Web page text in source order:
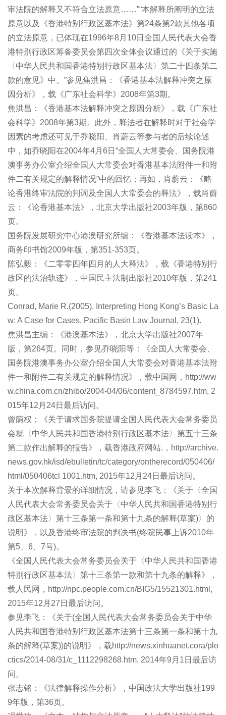
审法院的解释又不符合立法原意……”“本解释所阐明的立法
原意以及《香港特别行政区基本法》第24条第2款其他各项
的立法原意，已体现在1996年8月10日全国人民代表大会香
港特别行政区筹备委员会第四次全体会议通过的《关于实施
〈中华人民共和国香港特别行政区基本法〉第二十四条第二
款的意见》中。”参见焦洪昌：《香港基本法解释冲突之原
因分析》，载《广东社会科学》2008年第3期。
焦洪昌：《香港基本法解释冲突之原因分析》，载《广东社
会科学》2008年第3期。此外，释法者在解释时对于社会学
因素的考虑还可见于乔晓阳、肖蔚云等参与者的后续论述
中，如乔晓阳在2004年4月6日“全国人大常委会、国务院港
澳事务办公室介绍全国人大常委会对香港基本法附件一和附
件二有关规定的解释情况”中的回忆；再如，肖蔚云：《略
论香港终审法院的判词及全国人大常委会的释法》，载肖蔚
云：《论香港基本法》，北京大学出版社2003年版，第860
页。
国务院发展研究中心港澳研究所编：《香港基本法读本》，
商务印书馆2009年版，第351-353页。
陈弘毅：《二零零四年四月的人大释法》，载《香港特别行
政区的法治轨迹》，中国民主法制出版社2010年版，第241
页。
Conrad, Marie R.(2005). Interpreting Hong Kong’s Basic La
w: A Case for Cases. Pacific Basin Law Journal, 23(1).
焦洪昌主编：《港澳基本法》，北京大学出版社2007年
版，第264页。同时，参见乔晓阳等：《全国人大常委会、
国务院港澳事务办公室介绍全国人大常委会对香港基本法附
件一和附件二有关规定的解释情况》，载中国网，http://ww
w.china.com.cn/zhibo/2004-04/06/content_8784597.htm, 2
015年12月24日最后访问。
曾荫权；《关于请求国务院提请全国人民代表大会常务委员
会就〈中华人民共和国香港特别行政区基本法〉第五十三条
第二款作出解释的报告》，载香港政府网站.，http://archive.
news.gov.hk/isd/ebulletin/tc/category/ontherecord/050406/
html/050406tcl 1001.htm, 2015年12月24日最后访问。
关于本次解释背景的详细情况，请参见李飞：《关于〈全国
人民代表大会常务委员会关于〈中华人民共和国香港特别行
政区基本法〉第十三条第一条和第十九条的解释(草案)〉的
说明》，以及香港终审法院的判决书(终院民事上诉2010年
第5、6、7号)。
《全国人民代表大会常务委员会关于〈中华人民共和国香港
特别行政区基本法〉第十三条第一款和第十九条的解释》，
载人民网，http://npc.people.com.cn/BIG5/15521301.html,
2015年12月27日最后访问。
参见李飞：《关于(全国人民代表大会常务委员会关于中华
人民共和国香港特别行政区基本法第十三条第一条和第十九
条的解释(草案))的说明》，载http://news.xinhuanet.cora/plo
ctics/2014-08/31/c_1112298268.htm, 2014年9月1日最后访
问。
张志铭：《法律解释操作分析》，中国政法大学出版社199
9年版，第36页。